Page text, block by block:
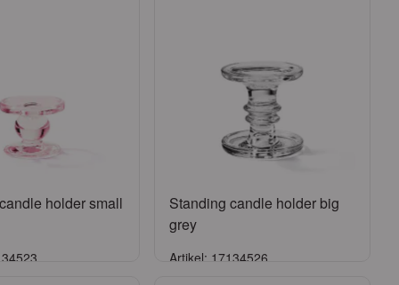
holder small
Standing candle holder big
grey
Artikel: 17134526